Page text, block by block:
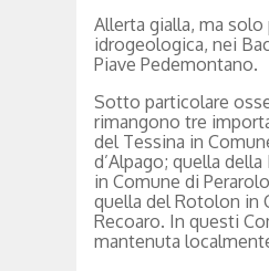
Allerta gialla, ma
idrogeologica, nei
Piave Pedemontano.
Sotto particolare
rimangono tre
del Tessina in
d’Alpago; quella
in Comune di
quella del Rotolon in
Recoaro. In questi
mantenuta